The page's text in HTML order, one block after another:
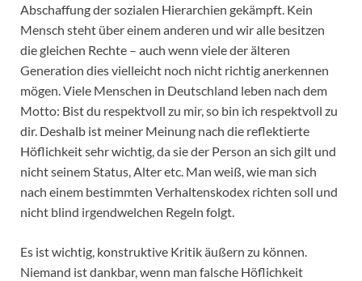
Abschaffung der sozialen Hierarchien gekämpft. Kein
Mensch steht über einem anderen und wir alle besitzen
die gleichen Rechte – auch wenn viele der älteren
Generation dies vielleicht noch nicht richtig anerkennen
mögen. Viele Menschen in Deutschland leben nach dem
Motto: Bist du respektvoll zu mir, so bin ich respektvoll zu
dir. Deshalb ist meiner Meinung nach die reflektierte
Höflichkeit sehr wichtig, da sie der Person an sich gilt und
nicht seinem Status, Alter etc. Man weiß, wie man sich
nach einem bestimmten Verhaltenskodex richten soll und
nicht blind irgendwelchen Regeln folgt.
Es ist wichtig, konstruktive Kritik äußern zu können.
Niemand ist dankbar, wenn man falsche Höflichkeit